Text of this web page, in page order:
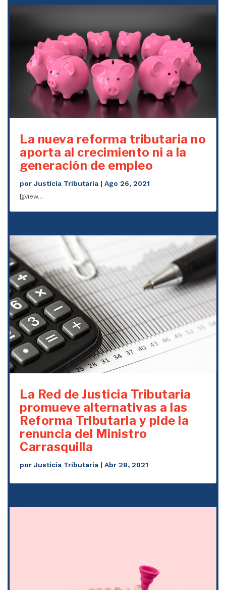
La nueva reforma tributaria no
aporta al crecimiento ni a la
generación de empleo
porJusticia Tributaria |Ago 26, 2021
[gview...
La Red de Justicia Tributaria
promueve alternativas a las
Reforma Tributaria y pide la
renuncia del Ministro
Carrasquilla
porJusticia Tributaria |Abr 28, 2021